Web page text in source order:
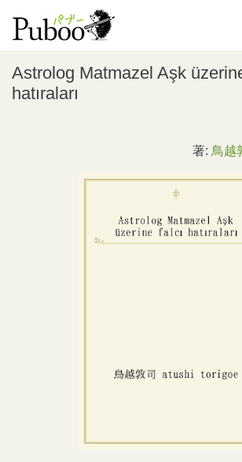
Astrolog Matmazel Aşk
hatıraları
著: 鳥越